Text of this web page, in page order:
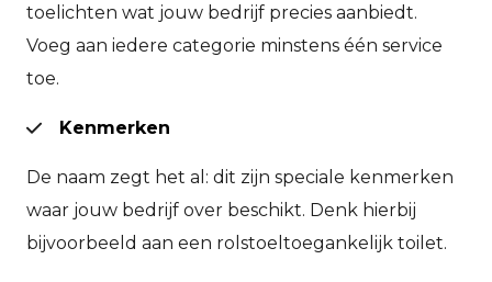
toelichten wat jouw bedrijf precies aanbiedt.
Voeg aan iedere categorie minstens één service
toe.
Kenmerken
De naam zegt het al: dit zijn speciale kenmerken
waar jouw bedrijf over beschikt. Denk hierbij
bijvoorbeeld aan een rolstoeltoegankelijk toilet.